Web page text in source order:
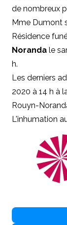
de nombreux
Mme Dumont
Résidence
Noranda le
h.
Les derniers
2020 à 14 h à
Rouyn-
L'inhumation